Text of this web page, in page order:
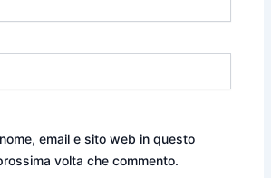
email e sito web in questo
volta che commento.